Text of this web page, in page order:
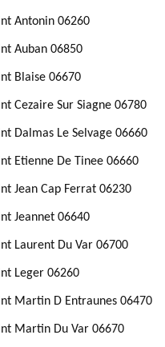
Antonin 06260
Auban 06850
Blaise 06670
Cezaire Sur Siagne 06780
Dalmas Le Selvage 06660
Etienne De Tinee 06660
Jean Cap Ferrat 06230
Jeannet 06640
Laurent Du Var 06700
Leger 06260
Martin D Entraunes 06470
Martin Du Var 06670